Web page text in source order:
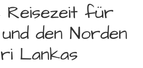
Reisezeit für
den Norden
Lankas